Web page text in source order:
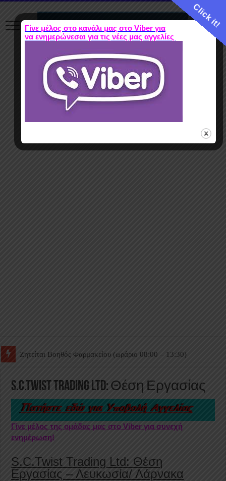
Ζητείται Βοηθός Θαλάμου
S.C.Twist Trading Ltd: Θέση Εργασίας
Γίνε μέλος της ομάδας μας στο Viber για συνεχή
ενημέρωση!
S.C.Twist Trading Ltd: Θέση
Εργασίας – Λευκωσία/ Λάρνακα
Click it!
Γίνε μέλος στο κανάλι μας στο Viber για
να ενημερώνεσαι για τις νέες μας αγγελίες